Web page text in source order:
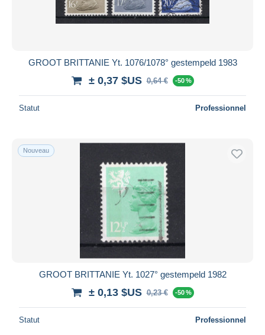
GROOT BRITTANIE Yt. 1076/1078° gestempeld 1983
± 0,37 $US 0,64 € -50 %
Statut Professionnel
Nouveau
GROOT BRITTANIE Yt. 1027° gestempeld 1982
± 0,13 $US 0,23 € -50 %
Statut Professionnel